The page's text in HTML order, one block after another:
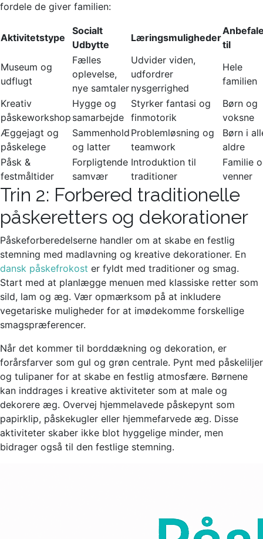
fordele de giver familien:
Aktivitetstype
Socialt
Udbytte
Læringsmuligheder
til
Museum og
udflugt
Fælles
oplevelse,
nye samtaler
Udvider viden,
udfordrer
nysgerrighed
Hele
familien
Kreativ
påskeworkshop
Hygge og
samarbejde
Styrker fantasi og
finmotorik
Børn og
voksne
Æggejagt og
påskelege
Sammenhold
og latter
Problemløsning og
teamwork
Børn i
aldre
Påsk &
festmåltider
Forpligtende
samvær
Introduktion til
traditioner
Familie
venner
Trin 2: Forbered traditionelle
påskeretters og dekorationer
Påskeforberedelserne handler om at skabe en festlig
stemning med madlavning og kreative dekorationer. En
dansk påskefrokost er fyldt med traditioner og smag.
Start med at planlægge menuen med klassiske retter som
sild, lam og æg. Vær opmærksom på at inkludere
vegetariske muligheder for at imødekomme forskellige
smagspræferencer.
Når det kommer til borddækning og dekoration, er
forårsfarver som gul og grøn centrale. Pynt med påskeliljer
og tulipaner for at skabe en festlig atmosfære. Børnene
kan inddrages i kreative aktiviteter som at male og
dekorere æg. Overvej hjemmelavede påskepynt som
papirklip, påskekugler eller hjemmefarvede æg. Disse
aktiviteter skaber ikke blot hyggelige minder, men
bidrager også til den festlige stemning.